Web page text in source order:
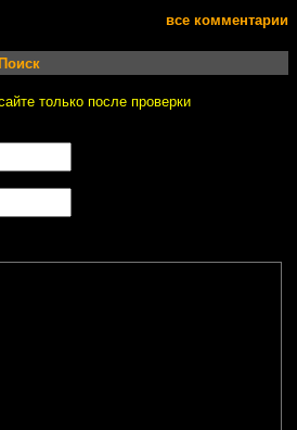
все комментарии
Поиск
только после проверки